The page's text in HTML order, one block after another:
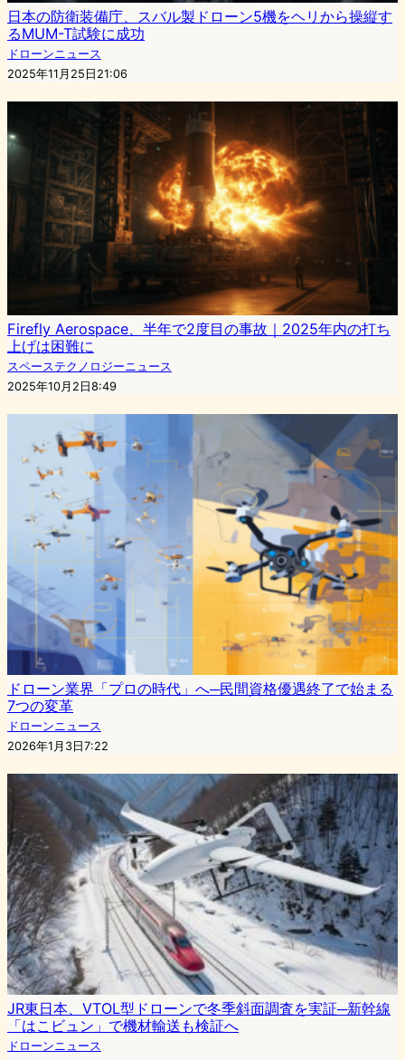
日本の防衛装備庁、スバル製ドローン5機をヘリから操縦す
るMUM-T試験に成功
ドローンニュース
2025年11月25日21:06
Firefly Aerospace、半年で2度目の事故｜2025年内の打ち
上げは困難に
スペーステクノロジーニュース
2025年10月2日8:49
ドローン業界「プロの時代」へ─民間資格優遇終了で始まる
7つの変革
ドローンニュース
2026年1月3日7:22
JR東日本、VTOL型ドローンで冬季斜面調査を実証─新幹線
「はこビュン」で機材輸送も検証へ
ドローンニュース